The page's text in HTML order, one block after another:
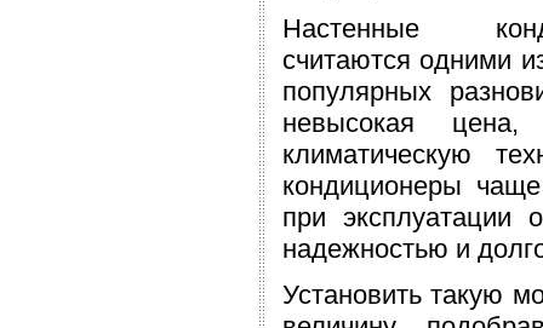
Настенные
считаются одними
популярных
невысокая
климатическую
кондиционеры
при эксплуатации
надежностью и
Установить такую